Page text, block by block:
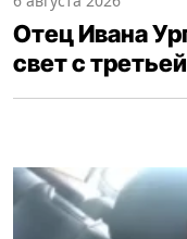
Отец Ивана
свет с